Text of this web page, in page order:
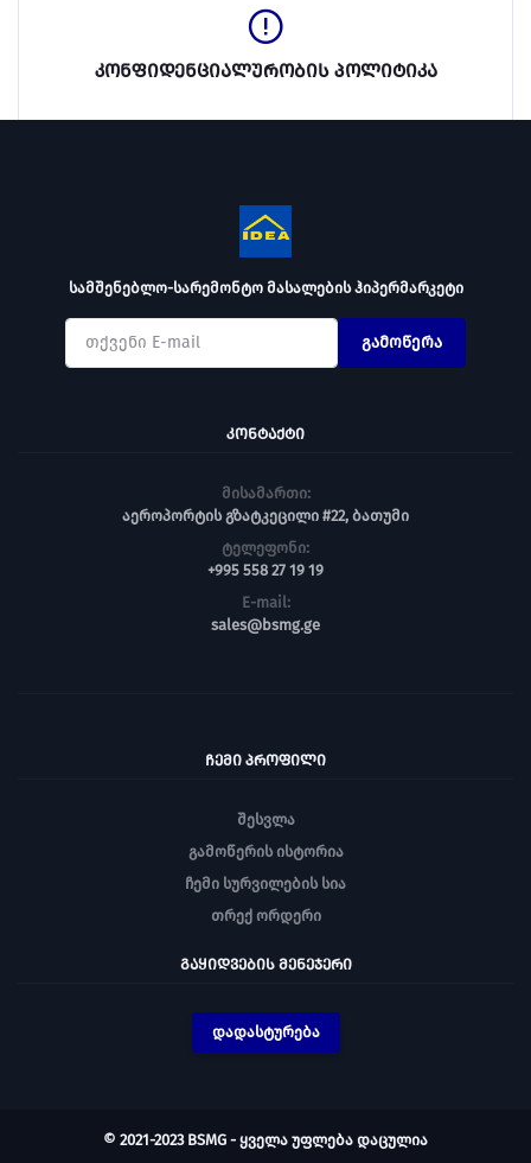
კონფიდენციალურობის პოლიტიკა
სამშენებლო-სარემონტო მასალების ჰიპერმარკეტი
გამოწერა
ᲙᲝᲜᲢᲐᲥᲢᲘ
მისამართი:
აეროპორტის გზატკეცილი #22, ბათუმი
ტელეფონი:
+995 558 27 19 19
E-mail:
sales@bsmg.ge
ᲩᲔᲛᲘ ᲞᲠᲝᲤᲘᲚᲘ
შესვლა
გამოწერის ისტორია
ჩემი სურვილების სია
თრექ ორდერი
ᲒᲐᲧᲘᲓᲕᲔᲑᲘᲡ ᲛᲔᲜᲔᲯᲔᲠᲘ
დადასტურება
© 2021-2023 BSMG - ყველა უფლება დაცულია